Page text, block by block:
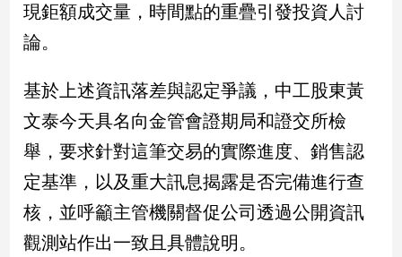
體
投
稿
專
區
【我
觀
點】
現鉅額成交量，時間點的重疊引發投資人討
論。
基於上述資訊落差與認定爭議，中工股東黃
文泰今天具名向金管會證期局和證交所檢
舉，要求針對這筆交易的實際進度、銷售認
定基準，以及重大訊息揭露是否完備進行查
核，並呼籲主管機關督促公司透過公開資訊
觀測站作出一致且具體說明。